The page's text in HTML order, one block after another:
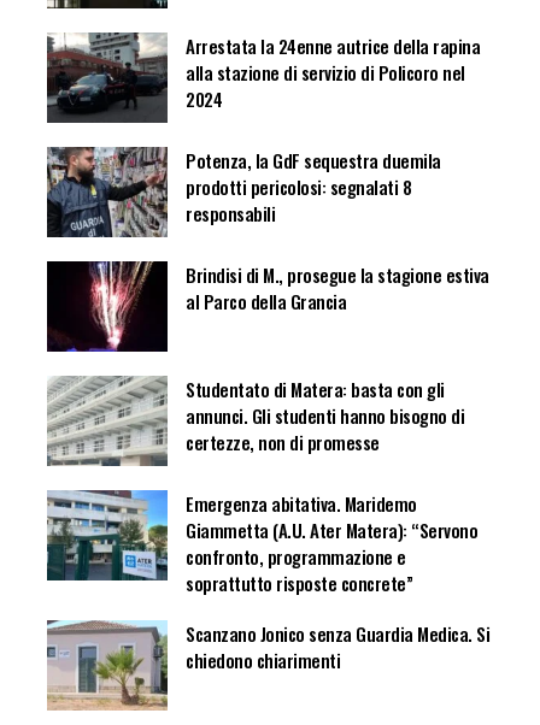
Arrestata la 24enne autrice della rapina
alla stazione di servizio di Policoro nel
2024
Potenza, la GdF sequestra duemila
prodotti pericolosi: segnalati 8
responsabili
Brindisi di M., prosegue la stagione estiva
al Parco della Grancia
Studentato di Matera: basta con gli
annunci. Gli studenti hanno bisogno di
certezze, non di promesse
Emergenza abitativa. Maridemo
Giammetta (A.U. Ater Matera): “Servono
confronto, programmazione e
soprattutto risposte concrete”
Scanzano Jonico senza Guardia Medica. Si
chiedono chiarimenti